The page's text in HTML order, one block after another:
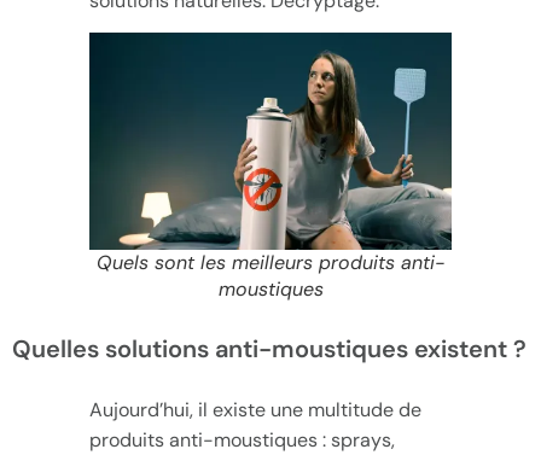
Quels sont les meilleurs produits anti-
moustiques
Quelles solutions anti-moustiques existent ?
Aujourd’hui, il existe une multitude de
produits anti-moustiques : sprays,